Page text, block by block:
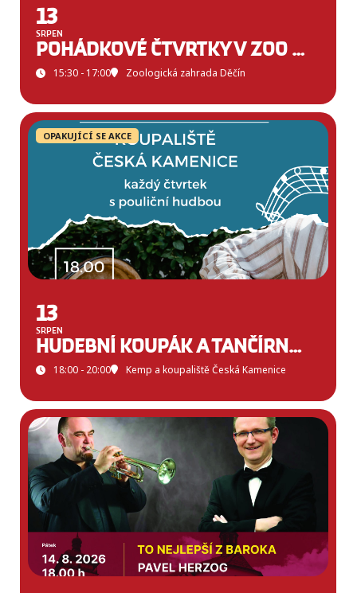
13
SRPEN
POHÁDKOVÉ ČTVRTKY V ZOO DĚČÍN
15:30 - 17:00 Zoologická zahrada Děčín
13
SRPEN
OPAKUJÍCÍ SE AKCE
HUDEBNÍ KOUPÁK A TANČÍRNA V ČESKÉ KAMENICI
18:00 - 20:00 Kemp a koupaliště Česká Kamenice